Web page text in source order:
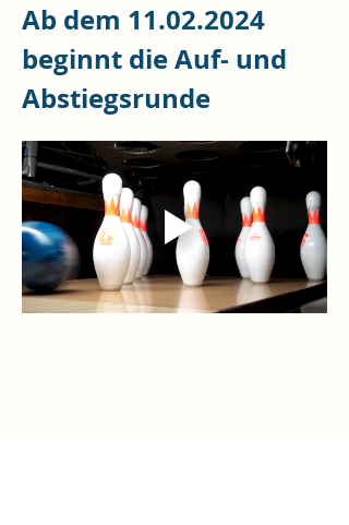
Ab dem 11.02.2024
beginnt die Auf- und
Abstiegsrunde